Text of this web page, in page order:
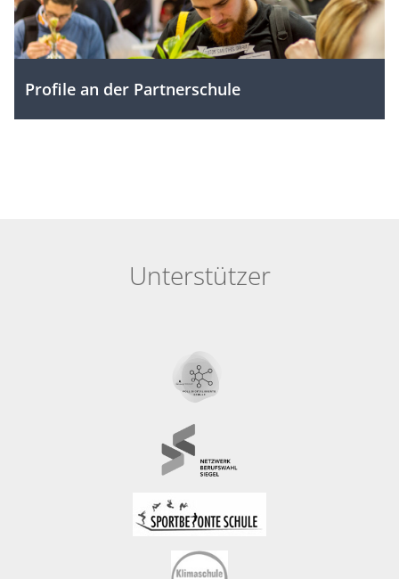
Profile an der Partnerschule
Unterstützer